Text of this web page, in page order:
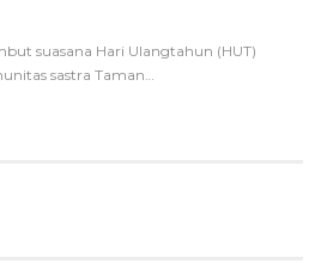
suasana Hari Ulangtahun (HUT)
sastra Taman…